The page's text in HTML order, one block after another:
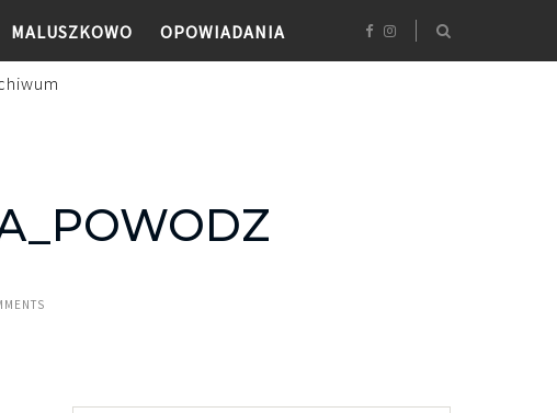
MALUSZKOWO OPOWIADANIA